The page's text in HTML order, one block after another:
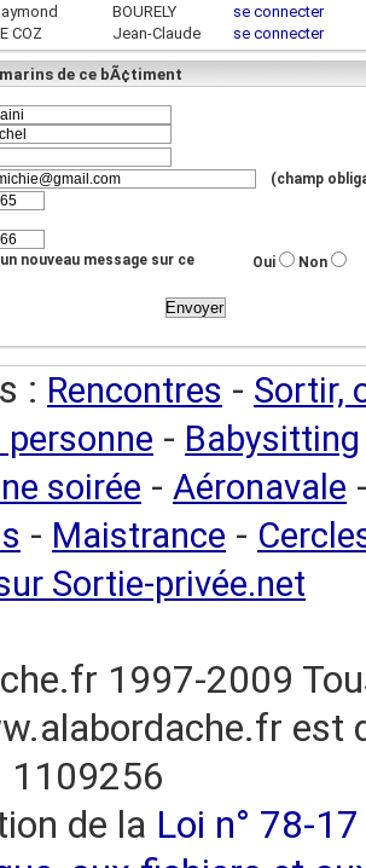
BOURELY
se connecter
COZ Jean-Claude se connecter
de ce bÃ¢timent
(champ
nouveau message sur ce
Oui Non
: Rencontres - Sortir,
personne - Babysitting
soirée - Aéronavale
- Maistrance -
Sortie-privée.net
1997-2009
est
1109256
de la Loi n° 78-